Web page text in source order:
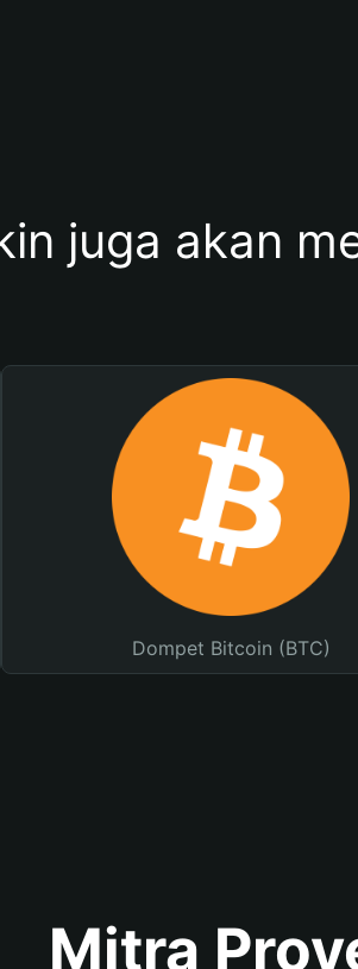
juga akan
Dompet Bitcoin (BTC)
Mitra